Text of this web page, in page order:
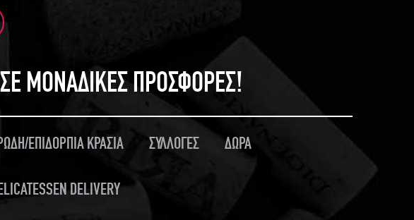
ΜΟΝΑΔΙΚΕΣ ΠΡΟΣΦΟΡΕΣ!
ΕΠΙΔΟΡΠΙΑ ΚΡΑΣΙΑ ΣΥΛΛΟΓΕΣ ΔΩΡΑ
DELIVERY